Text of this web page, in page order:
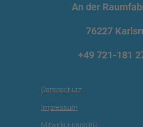
An der
76227
+49 721-181
Datenschutz
Impressum
Mitwirkungspolitik